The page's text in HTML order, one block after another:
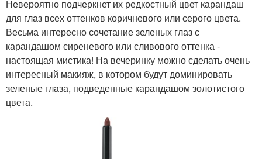
Невероятно подчеркнет их редкостный цвет карандаш
для глаз всех оттенков коричневого или серого цвета.
Весьма интересно сочетание зеленых глаз с
карандашом сиреневого или сливового оттенка -
настоящая мистика! На вечеринку можно сделать очень
интересный макияж, в котором будут доминировать
зеленые глаза, подведенные карандашом золотистого
цвета.